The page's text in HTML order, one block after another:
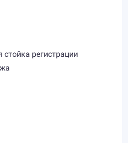
стойка регистрации